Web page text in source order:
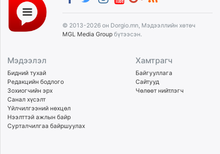
© 2013-2026 он Dorgio.mn, Мэдээллийн хөтөч
MGL Media Group бүтээсэн.
Мэдээлэл
Бидний тухай
Редакцийн бодлого
Зохиогчийн эрх
Санал хүсэлт
Үйлчилгээний нөхцөл
Нээлттэй ажлын байр
Сурталчилгаа байршуулах
Хамтрагч
Байгууллага
Сайтууд
Чөлөөт нийтлэгч